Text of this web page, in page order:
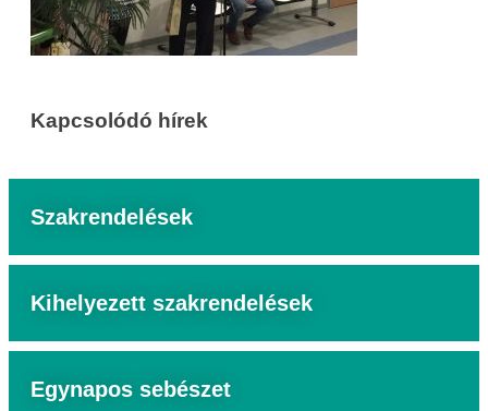
Kapcsolódó hírek
Szakrendelések
Kihelyezett szakrendelések
Egynapos sebészet